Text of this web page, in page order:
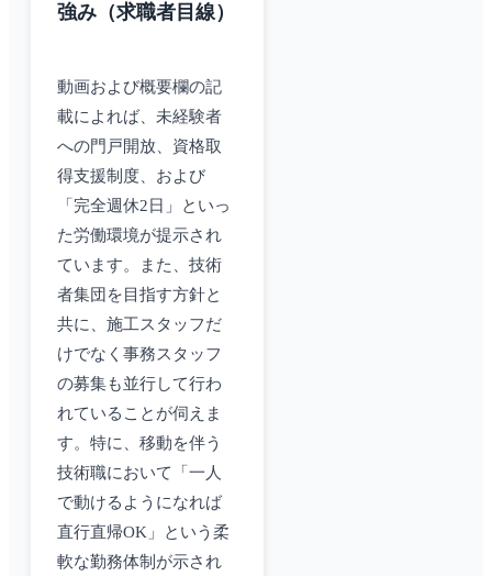
強み（求職者目線）
動画および概要欄の記
載によれば、未経験者
への門戸開放、資格取
得支援制度、および
「完全週休2日」といっ
た労働環境が提示され
ています。また、技術
者集団を目指す方針と
共に、施工スタッフだ
けでなく事務スタッフ
の募集も並行して行わ
れていることが伺えま
す。特に、移動を伴う
技術職において「一人
で動けるようになれば
直行直帰OK」という柔
軟な勤務体制が示され